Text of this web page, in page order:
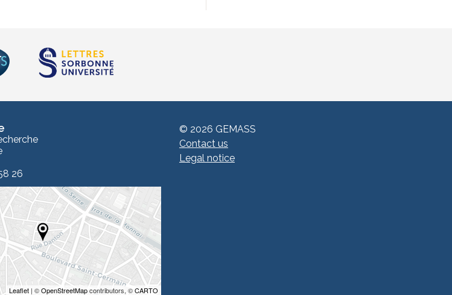
26
Leaflet | ©OpenStreetMapcontributors, ©CARTO
© 2026 GEMASS
Contact us
Legal notice